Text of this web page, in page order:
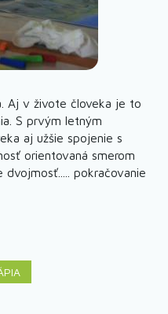
Aj v živote človeka je to
S prvým letným
aj užšie spojenie s
orientovaná smerom
pokračovanie